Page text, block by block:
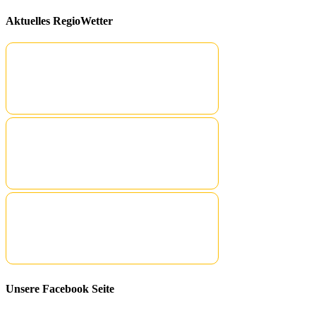
Aktuelles RegioWetter
Unsere Facebook Seite